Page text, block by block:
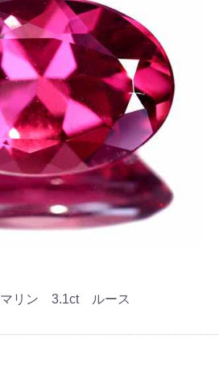
マリン 3.1ct ルース